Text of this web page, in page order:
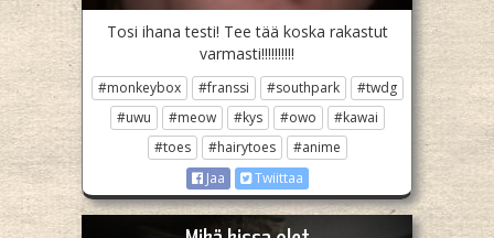
Tosi ihana testi! Tee tää koska rakastut
varmasti!!!!!!!!!!
#monkeybox #franssi #southpark
#twdg
#uwu
#meow #kys #owo
#kawai
#toes
#hairytoes
#anime
Jaa
Twiittaa